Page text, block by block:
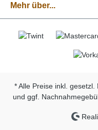
Mehr über...
* Alle Preise inkl. gesetzl.
und ggf.